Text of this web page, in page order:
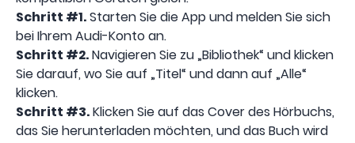
Schritt #1.Starten Sie die App und melden Sie sich
bei Ihrem Audi-Konto an.
Schritt #2.Navigieren Sie zu „Bibliothek“ und klicken
Sie darauf, wo Sie auf „Titel“ und dann auf „Alle“
klicken.
Schritt #3.Klicken Sie auf das Cover des Hörbuchs,
das Sie herunterladen möchten, und das Buch wird